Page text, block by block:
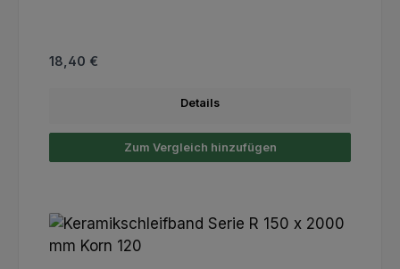
Regulärer Preis:
18,40 €
Details
Zum Vergleich hinzufügen